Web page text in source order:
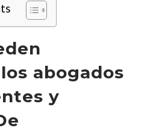
abogados
y